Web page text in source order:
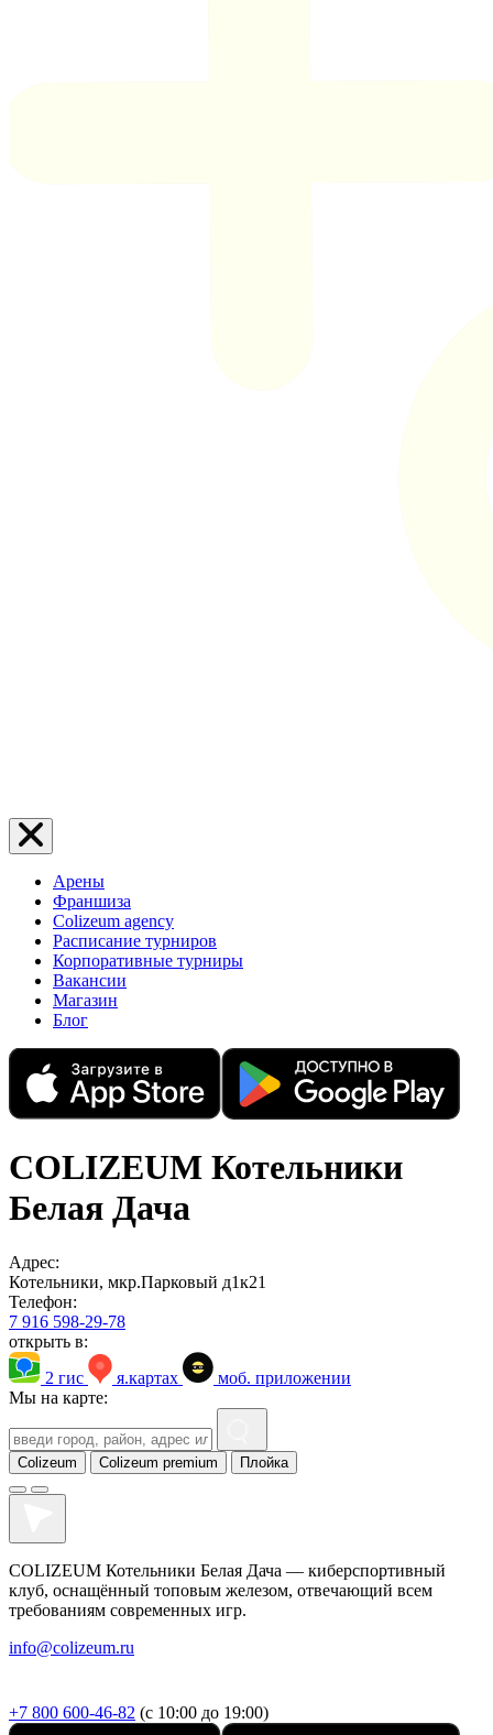
Арены
Франшиза
Colizeum agency
Расписание турниров
Корпоративные турниры
Вакансии
Магазин
Блог
COLIZEUM Котельники
Белая Дача
Адрес:
Котельники, мкр.Парковый д1к21
Телефон:
7 916 598-29-78
открыть в:
2 гис
я.картах
моб. приложении
Мы на карте:
Colizeum Colizeum premium Плойка
COLIZEUM Котельники Белая Дача — киберспортивный
клуб, оснащённый топовым железом, отвечающий всем
требованиям современных игр.
info@colizeum.ru
+7 800 600-46-82 (с 10:00 до 19:00)